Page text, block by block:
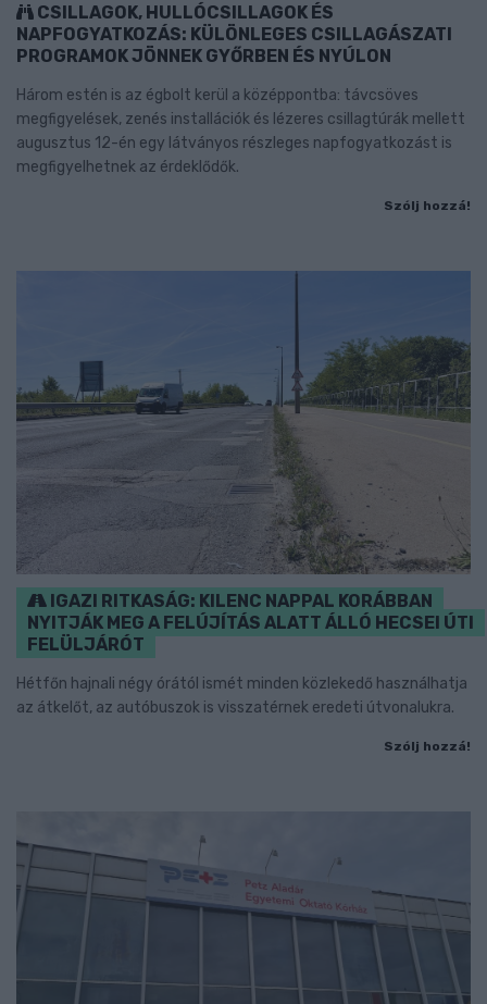
CSILLAGOK, HULLÓCSILLAGOK ÉS
NAPFOGYATKOZÁS: KÜLÖNLEGES CSILLAGÁSZATI
PROGRAMOK JÖNNEK GYŐRBEN ÉS NYÚLON
Három estén is az égbolt kerül a középpontba: távcsöves
megfigyelések, zenés installációk és lézeres csillagtúrák mellett
augusztus 12-én egy látványos részleges napfogyatkozást is
megfigyelhetnek az érdeklődők.
Szólj hozzá!
IGAZI RITKASÁG: KILENC NAPPAL KORÁBBAN
NYITJÁK MEG A FELÚJÍTÁS ALATT ÁLLÓ HECSEI ÚTI
FELÜLJÁRÓT
Hétfőn hajnali négy órától ismét minden közlekedő használhatja
az átkelőt, az autóbuszok is visszatérnek eredeti útvonalukra.
Szólj hozzá!